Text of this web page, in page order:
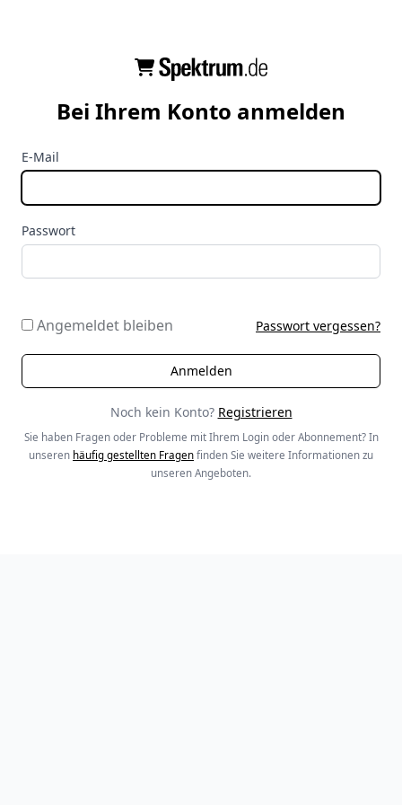
Bei Ihrem Konto anmelden
E-Mail
Passwort
Angemeldet bleiben Passwort vergessen?
Noch kein Konto? Registrieren
Sie haben Fragen oder Probleme mit Ihrem Login oder Abonnement? In
unseren häufig gestellten Fragen finden Sie weitere Informationen zu
unseren Angeboten.